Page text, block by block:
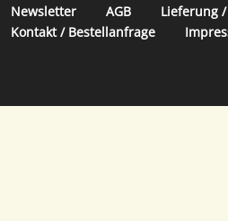
Newsletter AGB
Lieferung
Kontakt / Bestellanfrage